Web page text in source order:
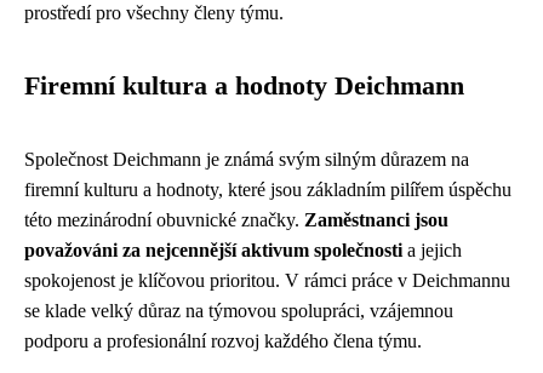
prostředí pro všechny členy týmu.
Firemní kultura a hodnoty Deichmann
Společnost Deichmann je známá svým silným důrazem na
firemní kulturu a hodnoty, které jsou základním pilířem úspěchu
této mezinárodní obuvnické značky. Zaměstnanci jsou
považováni za nejcennější aktivum společnosti a jejich
spokojenost je klíčovou prioritou. V rámci práce v Deichmannu
se klade velký důraz na týmovou spolupráci, vzájemnou
podporu a profesionální rozvoj každého člena týmu.